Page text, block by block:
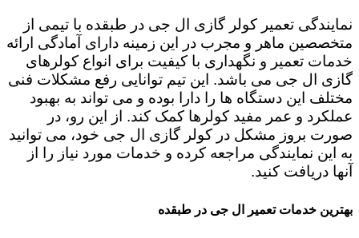
نمایندگی تعمیر کولر گازی ال جی در طبقده با تیمی از
متخصصین ماهر و مجرب در این زمینه دارای آمادگی ارائه
خدمات تعمیر و نگهداری با کیفیت برای انواع کولرهای
گازی ال جی می باشد. این تیم توانایی رفع مشکلات فنی
مختلف این دستگاه ها را دارا بوده و می تواند به بهبود
عملکرد و عمر مفید کولرها کمک کند. از این رو، در
صورت بروز مشکل در کولر گازی ال جی خود، می توانید
به این نمایندگی مراجعه کرده و خدمات مورد نیاز را از
آنها دریافت کنید.
بهترین خدمات تعمیر ال جی در طبقده